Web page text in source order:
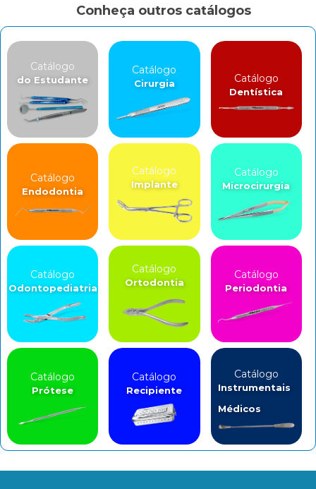
Conheça outros catálogos
Catálogo
do Estudante
Catálogo
Cirurgia Catálogo
Dentística
Catálogo
Endodontia
Catálogo
Implante
Catálogo
Microcirurgia
Catálogo
Odontopediatria
Catálogo
Ortodontia
Catálogo
Periodontia
Catálogo
Prótese
Catálogo
Recipiente
Catálogo
Instrumentais
Médicos